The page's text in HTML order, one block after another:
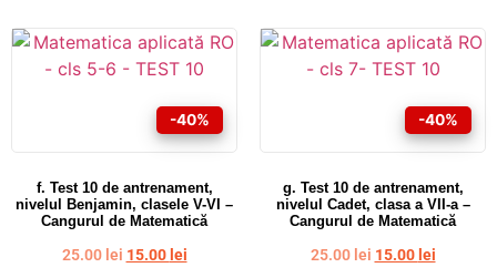
-40%
f. Test 10 de antrenament,
nivelul Benjamin, clasele V-VI –
Cangurul de Matematică
25.00 lei 15.00 lei
-40%
g. Test 10 de antrenament,
nivelul Cadet, clasa a VII-a –
Cangurul de Matematică
25.00 lei 15.00 lei